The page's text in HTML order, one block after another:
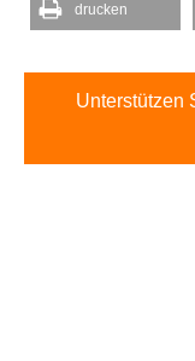
drucken
Unterstützen